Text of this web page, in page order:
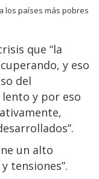
los países más pobres
que “la
y eso
del
y por eso
un alto
tensiones”.